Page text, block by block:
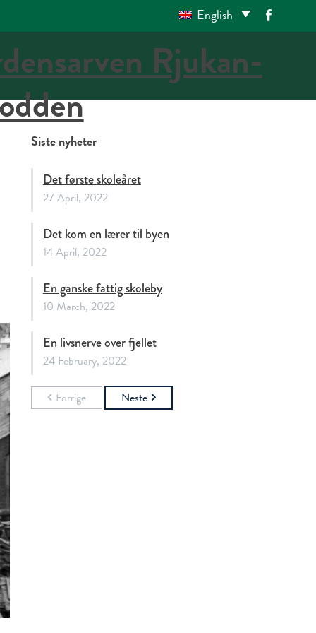
English
Siste nyheter
Det første skoleåret
27 April, 2022
Det kom en lærer til byen
14 April, 2022
En ganske fattig skoleby
10 March, 2022
En livsnerve over fjellet
24 February, 2022
Forrige Neste